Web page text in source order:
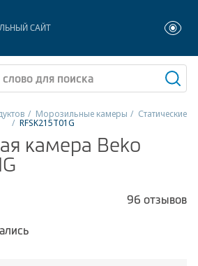
САЙТ
и морозильники
сушильные машины
машины
Морозильные камеры Статические
RFSK215T01G
камера Beko
96 отзывов